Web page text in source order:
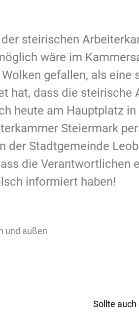
steirischen
wäre im
gefallen, als eine
hat, dass die steirische
heute am Hauptplatz in
Steiermark
der Stadtgemeinde
die Verantwortlichen
informiert haben!
Sollte